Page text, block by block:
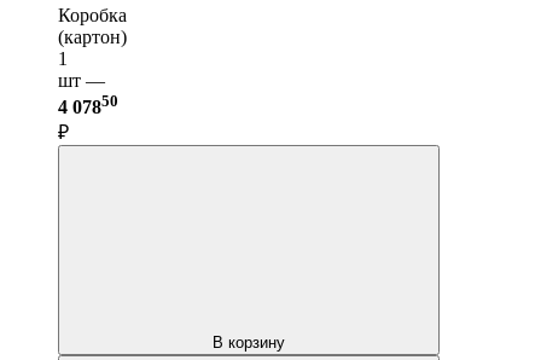
Коробка
(картон)
1
шт —
4 07850
₽
В корзину